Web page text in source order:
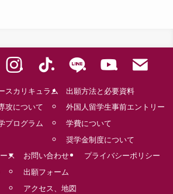
スカリキュラム
攻について
プログラム
出願方法と必要資料
外国人留学生事前エントリー
学費について
奨学金制度について
ス
お問い合わせ
出願フォーム
アクセス、地図
プライバシーポリシー